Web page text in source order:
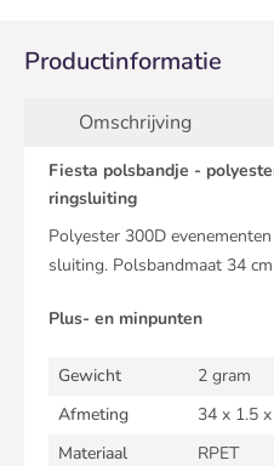
Productinformatie
Omschrijving
Fiesta polsbandje -
ringsluiting
Polyester 300D
sluiting. Polsbandmaat 34
Plus- en minpunten
Gewicht
2 gram
Afmeting
34 x 1.5
Materiaal
RPET